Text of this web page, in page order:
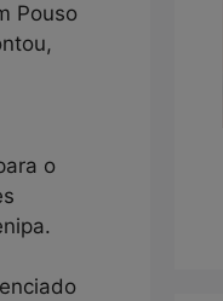
Pouso
o